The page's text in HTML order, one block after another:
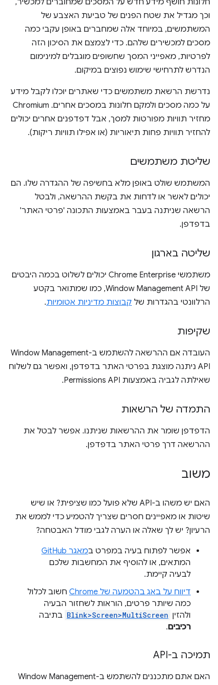
חלונות חושף מידע חדש על המסכים שמחוברים למכשיר,
וכך מגדיל את שטח הפנים של טביעת האצבע של
המשתמשים, במיוחד אלה שמחברים באופן עקבי כמה
מסכים למכשירים שלהם. כדי לצמצם את הסיכון הזה
לפרטיות, מאפייני המסך שחשופים מוגבלים למינימום
הנדרש לתרחישי שימוש נפוצים במיקום.
נדרשת הרשאת משתמשים כדי שאתרים יוכלו לקבל מידע
על כמה מסכים ולמקם חלונות במסכים אחרים. ‫Chromium
מחזיר תוויות מפורטות למסך, אבל דפדפנים אחרים יכולים
להחזיר תוויות פחות תיאוריות (או אפילו תוויות ריקות).
שליטת משתמשים
המשתמש שולט באופן מלא בחשיפה של ההגדרה שלו. הם
יכולים לאשר או לדחות את בקשת ההרשאה, ולבטל
הרשאה שניתנה בעבר באמצעות התכונה 'פרטי האתר'
בדפדפן.
שליטה בארגון
משתמשי Chrome Enterprise יכולים לשלוט בכמה היבטים
של Window Management API, כמו שמתואר בקטע
הרלוונטי בהגדרות של קבוצות מדיניות אטומיות.
שקיפות
העובדה אם ההרשאה להשתמש ב-Window Management
API ניתנה מוצגת בפרטי האתר בדפדפן, ואפשר גם לשלוח
שאילתה לגביה באמצעות Permissions API.
התמדה של הרשאות
הדפדפן שומר את ההרשאות שניתנו. אפשר לבטל את
ההרשאה דרך פרטי האתר בדפדפן.
משוב
האם יש משהו ב-API שלא פועל כמו שציפית? או שיש
שיטות או מאפיינים חסרים שצריך להטמיע כדי לממש את
הרעיון? יש לך שאלה או הערה לגבי מודל האבטחה?
אפשר לפתוח בעיה במפרט במאגר GitHub
המתאים, או להוסיף את המחשבות שלכם
לבעיה קיימת.
דיווח על באג בהטמעה של Chrome
חשוב לכלול
כמה שיותר פרטים, הוראות לשחזור הבעיה
ולהזין Blink>Screen>MultiScreen בתיבה
רכיבים.
תמיכה ב-API
האם אתם מתכננים להשתמש ב-Window Management